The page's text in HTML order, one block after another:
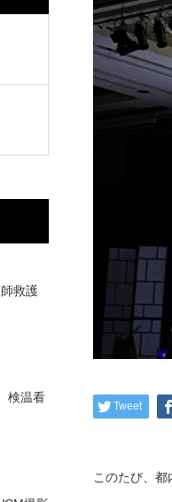
Tweet
このたび、都
救護
検温看